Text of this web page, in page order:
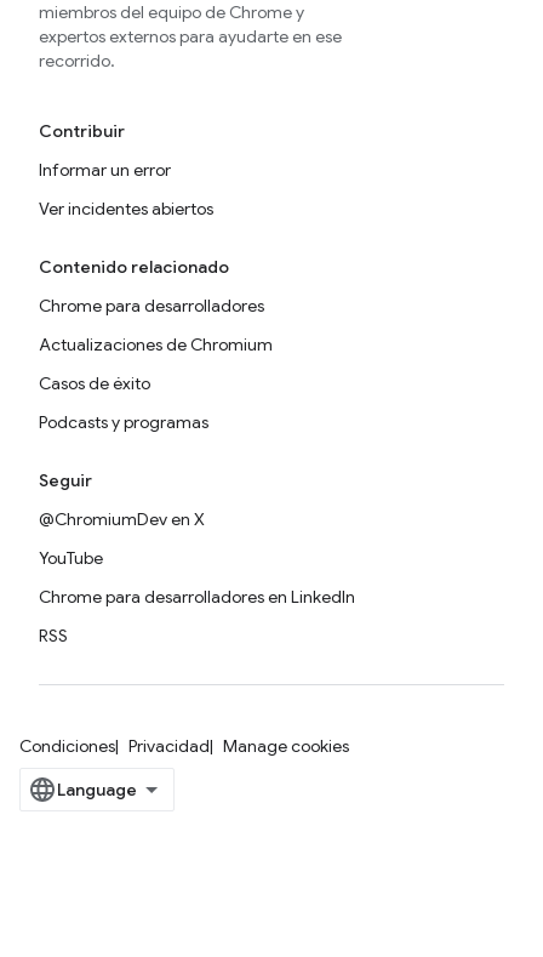
miembros del equipo de Chrome y
expertos externos para ayudarte en ese
recorrido.
Contribuir
Informar un error
Ver incidentes abiertos
Contenido relacionado
Chrome para desarrolladores
Actualizaciones de Chromium
Casos de éxito
Podcasts y programas
Seguir
@ChromiumDev en X
YouTube
Chrome para desarrolladores en LinkedIn
RSS
Condiciones Privacidad Manage cookies